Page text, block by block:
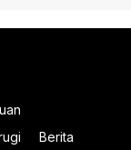
Berita